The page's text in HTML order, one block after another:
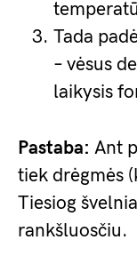
Tada
– vėsus
laikysis
Pastaba: Ant
tiek drėgmės
Tiesiog
rankšluosčiu.